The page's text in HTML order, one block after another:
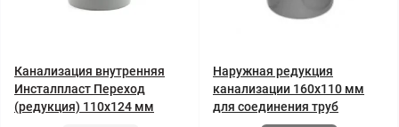
Канализация внутренняя
Инсталпласт Переход
(редукция) 110x124 мм
Наружная редукция
канализации 160x110 мм
для соединения труб